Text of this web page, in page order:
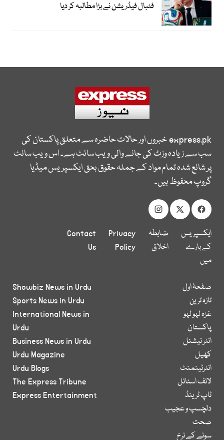
فٹبال فیڈریشن نے بڑا مطالبہ کر دیا
express.pkخبروں اور حالات حاضرہ سے متعلق پاکستان کی
سب سے زیادہ وزٹ کی جانے والی ویب سائٹ ہے۔ اس ویب سائٹ
پر شائع شدہ تمام مواد کے جملہ حقوق بحق ایکسپریس میڈیا
گروپ محفوظ ہیں۔
ایکسپریس
کے بارے
میں
ضابطہ
اخلاق
Privacy
Policy
Contact
Us
صفحۂ اول
تازہ ترین
غزہ لہو لہو
پاکستان
انٹر نیشنل
کھیل
انٹرٹینمنٹ
لائف اسٹائل
ٹاپ ٹرینڈ
دلچسپ و عجیب
صحت
سونے کے نرخ
Showbiz News in Urdu
Sports News in Urdu
International News in
Urdu
Business News in Urdu
Urdu Magazine
Urdu Blogs
The Express Tribune
Express Entertainment